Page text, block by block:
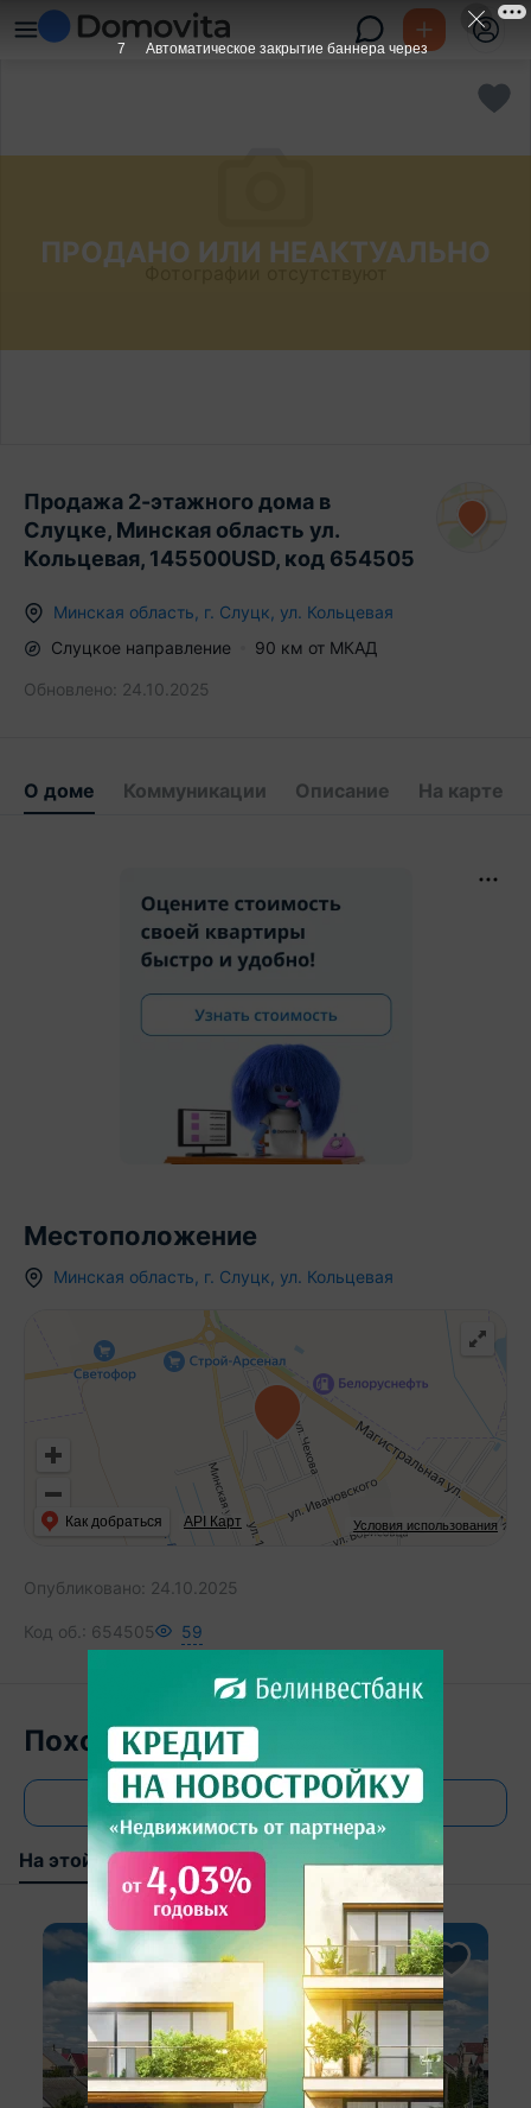
ПРОДАНО ИЛИ НЕАКТУАЛЬНО
Продажа 2-этажного дома в
Слуцке, Минская область ул.
Кольцевая, 145500USD, код 654505
Минская область г. Слуцк ул. Кольцевая
Слуцкое направление 90 км от МКАД
Обновлено: 24.10.2025
О доме Коммуникации Описание На карте
Местоположение
Минская область г. Слуцк ул. Кольцевая
Условия использования
Как добраться API Карт
Опубликовано: 24.10.2025
Код об.: 654505 59
Похожие объекты
Все объявления
На этой улице
6 Автоматическое закрытие баннера через